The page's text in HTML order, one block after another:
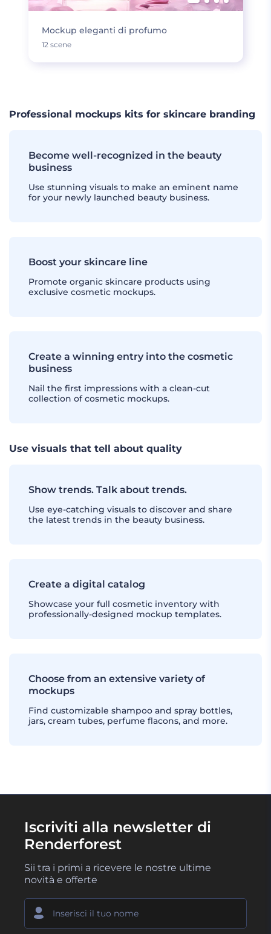
Mockup eleganti di profumo
12 scene
Professional mockups kits for skincare branding
Become well-recognized in the beauty
business
Use stunning visuals to make an eminent name
for your newly launched beauty business.
Boost your skincare line
Promote organic skincare products using
exclusive cosmetic mockups.
Create a winning entry into the cosmetic
business
Nail the first impressions with a clean-cut
collection of cosmetic mockups.
Use visuals that tell about quality
Show trends. Talk about trends.
Use eye-catching visuals to discover and share
the latest trends in the beauty business.
Create a digital catalog
Showcase your full cosmetic inventory with
professionally-designed mockup templates.
Choose from an extensive variety of
mockups
Find customizable shampoo and spray bottles,
jars, cream tubes, perfume flacons, and more.
Iscriviti alla newsletter di
Renderforest
Sii tra i primi a ricevere le nostre ultime
novità e offerte